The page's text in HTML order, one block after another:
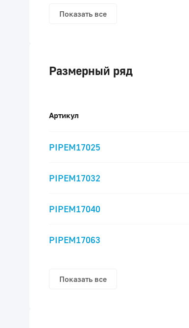
Показать все
Размерный ряд
Артикул
PIPEM17025
PIPEM17032
PIPEM17040
PIPEM17063
Показать все